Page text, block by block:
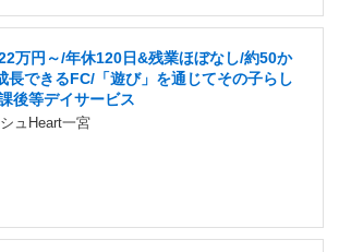
万円～/年休120日&残業ほぼなし/約50か
長できるFC/「遊び」を通じてその子らし
後等デイサービス
ュHeart一宮